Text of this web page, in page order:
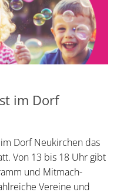
im Dorf
Dorf Neukirchen das
Von 13 bis 18 Uhr gibt
und Mitmach-
Vereine und